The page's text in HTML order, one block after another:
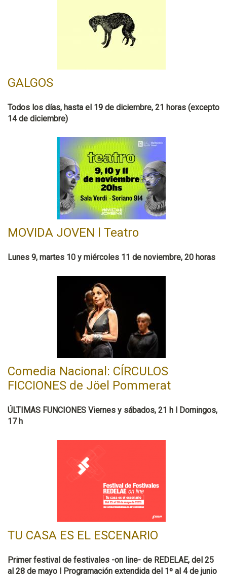
GALGOS
Todos los días, hasta el 19 de diciembre, 21 horas (excepto
14 de diciembre)
MOVIDA JOVEN l Teatro
Lunes 9, martes 10 y miércoles 11 de noviembre, 20 horas
Comedia Nacional: CÍRCULOS
FICCIONES de Jöel Pommerat
ÚLTIMAS FUNCIONES Viernes y sábados, 21 h l Domingos,
17 h
TU CASA ES EL ESCENARIO
Primer festival de festivales -on line- de REDELAE, del 25
al 28 de mayo l Programación extendida del 1º al 4 de junio